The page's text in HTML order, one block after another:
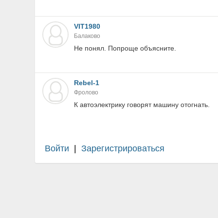
VIT1980
Балаково
Не понял. Попроще объясните.
Rebel-1
Фролово
К автоэлектрику говорят машину отогнать.
Войти Зарегистрироваться